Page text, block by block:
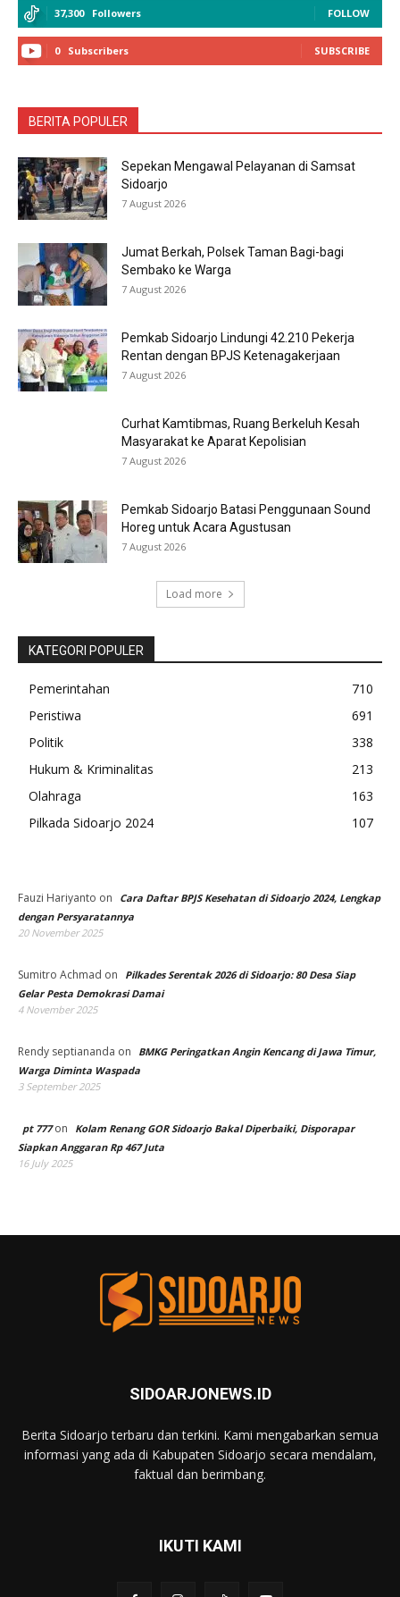
37,300 Followers FOLLOW
0 Subscribers SUBSCRIBE
BERITA POPULER
Sepekan Mengawal Pelayanan di Samsat
Sidoarjo
7 August 2026
Jumat Berkah, Polsek Taman Bagi-bagi
Sembako ke Warga
7 August 2026
Pemkab Sidoarjo Lindungi 42.210 Pekerja
Rentan dengan BPJS Ketenagakerjaan
7 August 2026
Curhat Kamtibmas, Ruang Berkeluh Kesah
Masyarakat ke Aparat Kepolisian
7 August 2026
Pemkab Sidoarjo Batasi Penggunaan Sound
Horeg untuk Acara Agustusan
7 August 2026
Load more
KATEGORI POPULER
Pemerintahan
710
Peristiwa
691
Politik
338
Hukum & Kriminalitas
213
Olahraga
163
Pilkada Sidoarjo 2024
107
Fauzi Hariyanto on
Cara Daftar BPJS Kesehatan di Sidoarjo 2024, Lengkap
dengan Persyaratannya
20 November 2025
Sumitro Achmad on
Pilkades Serentak 2026 di Sidoarjo: 80 Desa Siap
Gelar Pesta Demokrasi Damai
4 November 2025
Rendy septiananda on
BMKG Peringatkan Angin Kencang di Jawa Timur,
Warga Diminta Waspada
3 September 2025
pt 777on
Kolam Renang GOR Sidoarjo Bakal Diperbaiki, Disporapar
Siapkan Anggaran Rp 467 Juta
16 July 2025
SIDOARJONEWS.ID
Berita Sidoarjo terbaru dan terkini. Kami mengabarkan semua
informasi yang ada di Kabupaten Sidoarjo secara mendalam,
faktual dan berimbang.
IKUTI KAMI